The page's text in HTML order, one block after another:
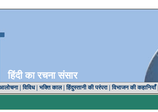
हिंदी का रचना संसार
| विविध| भक्ति काल| हिंदुस्तानी की परंपरा| विभाजन की कहानियाँ|